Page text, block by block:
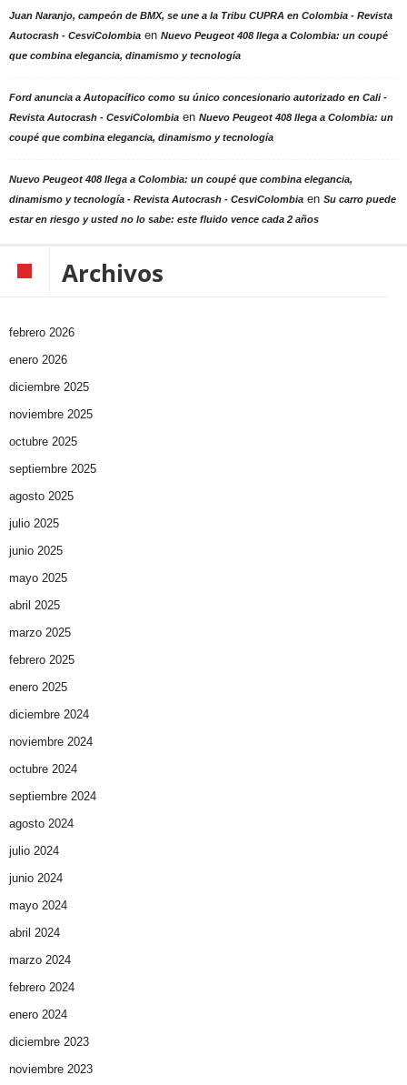
Juan Naranjo, campeón de BMX, se une a la Tribu CUPRA en Colombia - Revista
Autocrash - CesviColombia en Nuevo Peugeot 408 llega a Colombia: un coupé
que combina elegancia, dinamismo y tecnología
Ford anuncia a Autopacífico como su único concesionario autorizado en Cali -
Revista Autocrash - CesviColombia en Nuevo Peugeot 408 llega a Colombia: un
coupé que combina elegancia, dinamismo y tecnología
Nuevo Peugeot 408 llega a Colombia: un coupé que combina elegancia,
dinamismo y tecnología - Revista Autocrash - CesviColombia en Su carro puede
estar en riesgo y usted no lo sabe: este fluido vence cada 2 años
Archivos
febrero 2026
enero 2026
diciembre 2025
noviembre 2025
octubre 2025
septiembre 2025
agosto 2025
julio 2025
junio 2025
mayo 2025
abril 2025
marzo 2025
febrero 2025
enero 2025
diciembre 2024
noviembre 2024
octubre 2024
septiembre 2024
agosto 2024
julio 2024
junio 2024
mayo 2024
abril 2024
marzo 2024
febrero 2024
enero 2024
diciembre 2023
noviembre 2023